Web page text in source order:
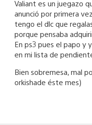
Valiant es un juegazo
anunció por primera
tengo el dlc que
porque pensaba
En ps3 pues el papo y
en mi lista de
Bien sobremesa, mal
orkishade éste mes)